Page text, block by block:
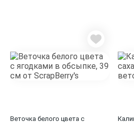
Веточка белого цвета с